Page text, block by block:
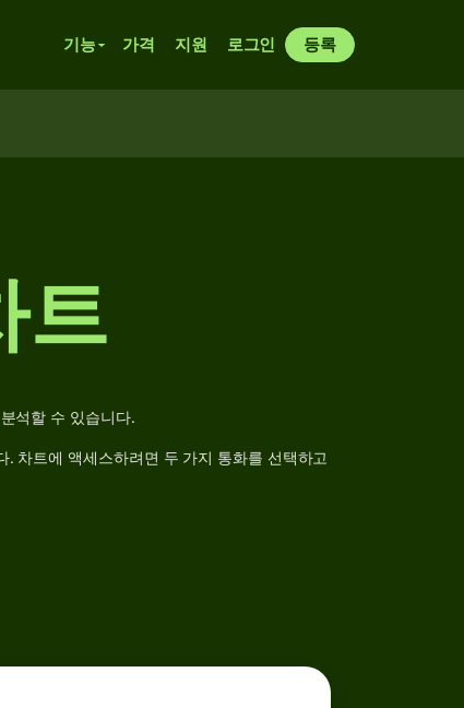
기능 가격 지원 로그인 등록
트
석할 수 있습니다.
차트에 액세스하려면 두 가지 통화를 선택하고